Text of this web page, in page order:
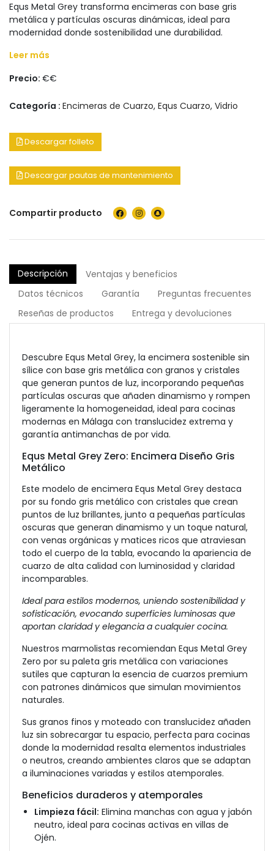
Equs Metal Grey transforma encimeras con base gris
metálica y partículas oscuras dinámicas, ideal para
modernidad donde sostenibilidad une durabilidad.
Leer más
Precio: €€
Categoría : Encimeras de Cuarzo, Equs Cuarzo, Vidrio
Descargar folleto
Descargar pautas de mantenimiento
Compartir producto
Descripción
Ventajas y beneficios
Datos técnicos
Garantía
Preguntas frecuentes
Reseñas de productos
Entrega y devoluciones
Descubre Equs Metal Grey, la encimera sostenible sin
sílice con base gris metálica con granos y cristales
que generan puntos de luz, incorporando pequeñas
partículas oscuras que añaden dinamismo y rompen
ligeramente la homogeneidad, ideal para cocinas
modernas en Málaga con translucidez extrema y
garantía antimanchas de por vida.
Equs Metal Grey Zero: Encimera Diseño Gris
Metálico
Este modelo de encimera Equs Metal Grey destaca
por su fondo gris metálico con cristales que crean
puntos de luz brillantes, junto a pequeñas partículas
oscuras que generan dinamismo y un toque natural,
con venas orgánicas y matices ricos que atraviesan
todo el cuerpo de la tabla, evocando la apariencia de
cuarzo de alta calidad con luminosidad y claridad
incomparables.
Ideal para estilos modernos, uniendo sostenibilidad y
sofisticación, evocando superficies luminosas que
aportan claridad y elegancia a cualquier cocina.
Nuestros marmolistas recomiendan Equs Metal Grey
Zero por su paleta gris metálica con variaciones
sutiles que capturan la esencia de cuarzos premium
con patrones dinámicos que simulan movimientos
naturales.
Sus granos finos y moteado con translucidez añaden
luz sin sobrecargar tu espacio, perfecta para cocinas
donde la modernidad resalta elementos industriales
o neutros, creando ambientes claros que se adaptan
a iluminaciones variadas y estilos atemporales.
Beneficios duraderos y atemporales
Limpieza fácil: Elimina manchas con agua y jabón
neutro, ideal para cocinas activas en villas de
Ojén.